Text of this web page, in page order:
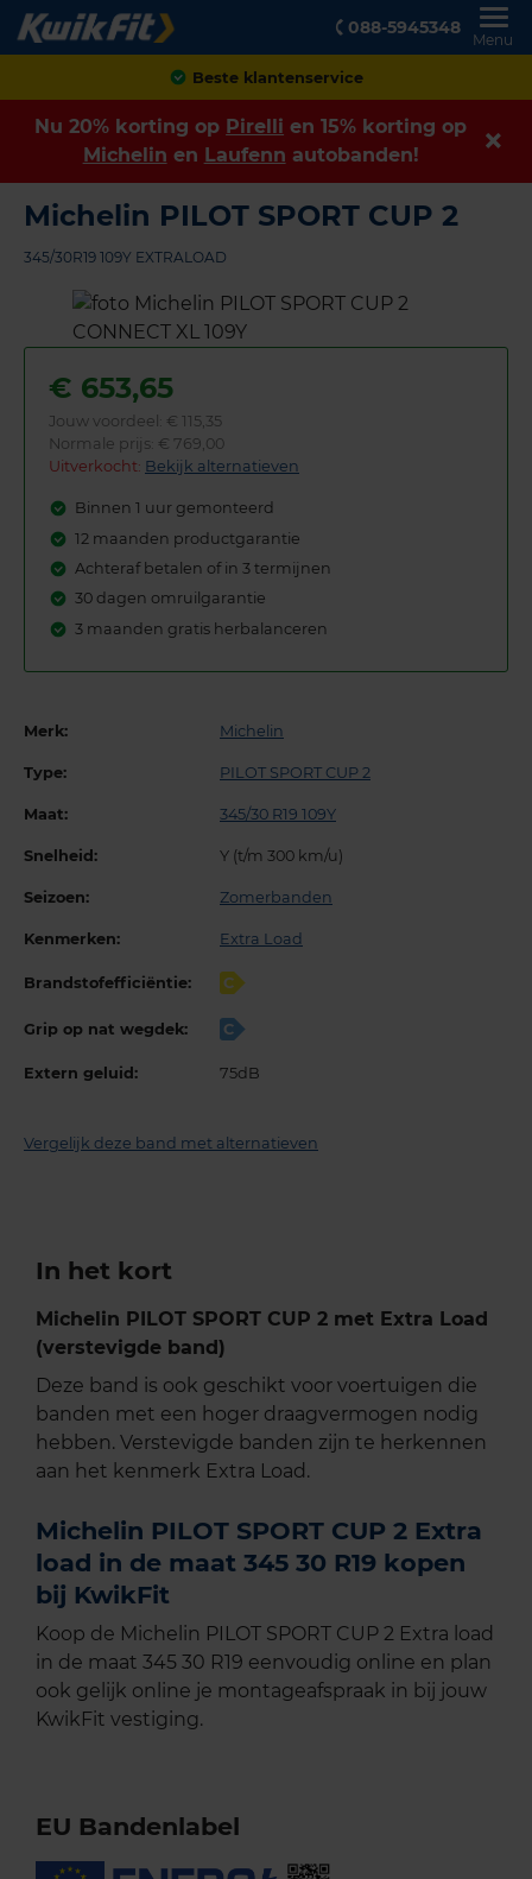
088-5945348
Menu
Achteraf betalen
Nu 20% korting op Pirelli en 15% korting op
Michelin en Laufenn autobanden!
Michelin PILOT SPORT CUP 2
345/30R19 109Y EXTRALOAD
€ 653,65
Jouw voordeel: € 115,35
Normale prijs: € 769,00
Uitverkocht: Bekijk alternatieven
Binnen 1 uur gemonteerd
12 maanden productgarantie
Achteraf betalen of in 3 termijnen
30 dagen omruilgarantie
3 maanden gratis herbalanceren
Merk: Michelin
Type: PILOT SPORT CUP 2
Maat: 345/30 R19 109Y
Snelheid: Y (t/m 300 km/u)
Seizoen: Zomerbanden
Kenmerken: Extra Load
Brandstofefficiëntie: C
Grip op nat wegdek: C
Extern geluid: 75dB
Vergelijk deze band met alternatieven
In het kort
Michelin PILOT SPORT CUP 2 met Extra Load
(verstevigde band)
Deze band is ook geschikt voor voertuigen die
banden met een hoger draagvermogen nodig
hebben. Verstevigde banden zijn te herkennen
aan het kenmerk Extra Load.
Michelin PILOT SPORT CUP 2 Extra
load in de maat 345 30 R19 kopen
bij KwikFit
Koop de Michelin PILOT SPORT CUP 2 Extra load
in de maat 345 30 R19 eenvoudig online en plan
ook gelijk online je montageafspraak in bij jouw
KwikFit vestiging.
EU Bandenlabel